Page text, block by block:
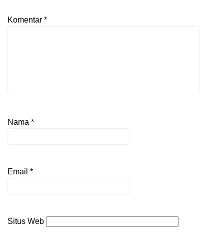
Komentar *
Nama *
Email *
Situs Web